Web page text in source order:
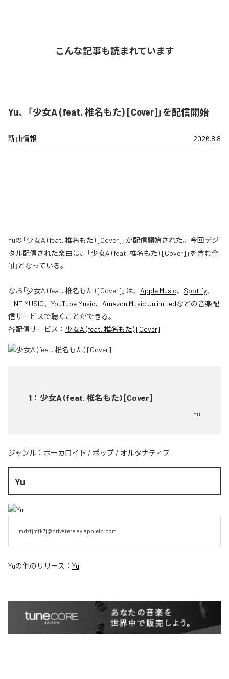
こんな記事も読まれています
Yu、「少女A (feat. 椎名もた) [Cover]」を配信開始
新曲情報 2026.8.8
Yuの「少女A (feat. 椎名もた) [Cover]」が配信開始された。今回デジ
タル配信された楽曲は、「少女A (feat. 椎名もた) [Cover]」を含む全
1曲となっている。
なお「少女A (feat. 椎名もた) [Cover] 」は、 Apple Music、 Spotify、
LINE MUSIC、 YouTube Music、 Amazon Music Unlimitedなどの音楽配
信サービスで聴くことができる。
各配信サービス： 少女A (feat. 椎名もた) [Cover]
1 ： 少女A (feat. 椎名もた) [Cover]
Yu
ジャンル： ボーカロイド / ポップ / オルタナティブ
Yu
mdzfjmfk7j@privaterelay.appleid.com
Yuの他のリリース： Yu